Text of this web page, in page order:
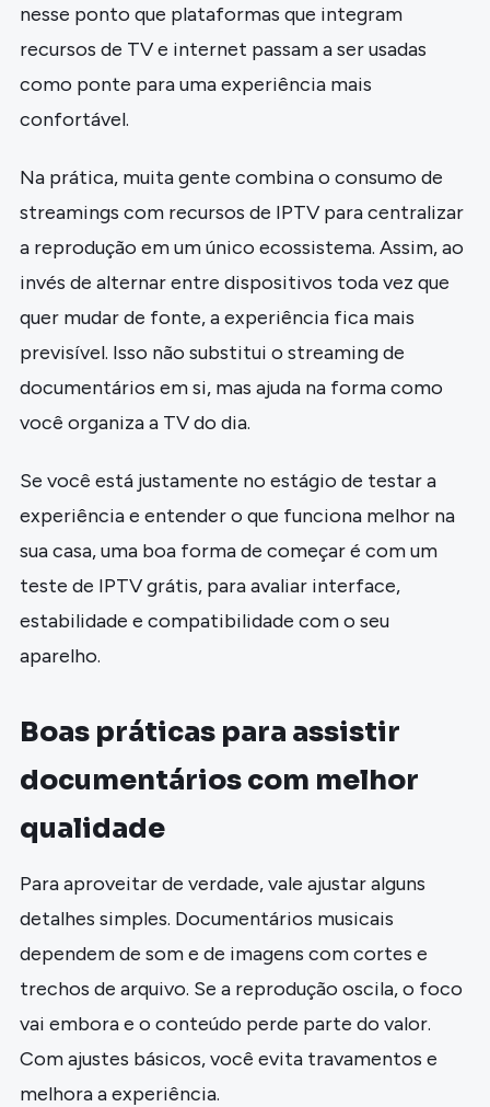
nesse ponto que plataformas que integram
recursos de TV e internet passam a ser usadas
como ponte para uma experiência mais
confortável.
Na prática, muita gente combina o consumo de
streamings com recursos de IPTV para centralizar
a reprodução em um único ecossistema. Assim, ao
invés de alternar entre dispositivos toda vez que
quer mudar de fonte, a experiência fica mais
previsível. Isso não substitui o streaming de
documentários em si, mas ajuda na forma como
você organiza a TV do dia.
Se você está justamente no estágio de testar a
experiência e entender o que funciona melhor na
sua casa, uma boa forma de começar é com um
teste de IPTV grátis, para avaliar interface,
estabilidade e compatibilidade com o seu
aparelho.
Boas práticas para assistir
documentários com melhor
qualidade
Para aproveitar de verdade, vale ajustar alguns
detalhes simples. Documentários musicais
dependem de som e de imagens com cortes e
trechos de arquivo. Se a reprodução oscila, o foco
vai embora e o conteúdo perde parte do valor.
Com ajustes básicos, você evita travamentos e
melhora a experiência.